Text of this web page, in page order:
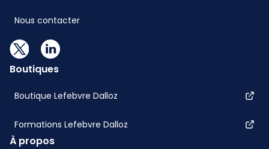
Nous contacter
Boutiques
Boutique Lefebvre Dalloz
Formations Lefebvre Dalloz
À propos